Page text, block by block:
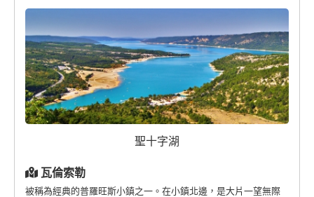
聖十字湖
瓦倫索勒
被稱為經典的普羅旺斯小鎮之一。在小鎮北邊，是大片一望無際